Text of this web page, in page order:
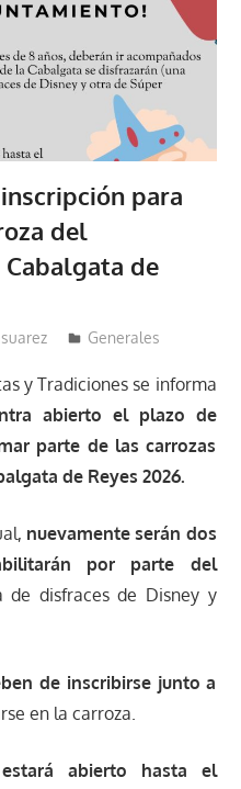
para
del
de
Generales
y Tradiciones se informa
abierto el plazo de
parte de las carrozas
de Reyes 2026.
nuevamente serán dos
por parte del
de disfraces de Disney y
de inscribirse junto a
en la carroza.
abierto hasta el